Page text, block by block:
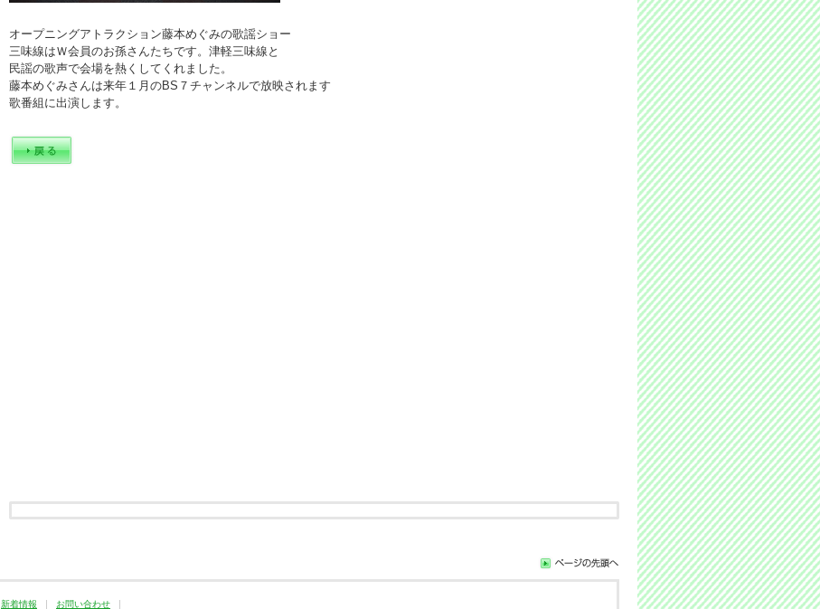
オープニングアトラクション藤本めぐみの歌謡ショー
三味線はＷ会員のお孫さんたちです。津軽三味線と
民謡の歌声で会場を熱くしてくれました。
藤本めぐみさんは来年１月のBS７チャンネルで放映されます
歌番組に出演します。
新着情報 お問い合わせ